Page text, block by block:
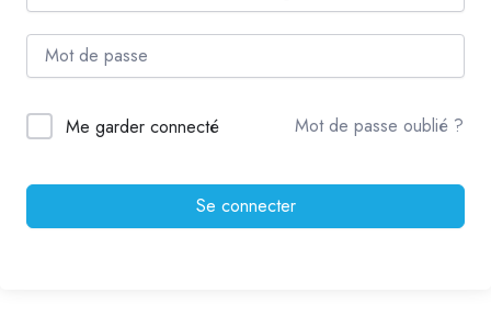
Me garder connecté Mot de passe oublié ?
Se connecter